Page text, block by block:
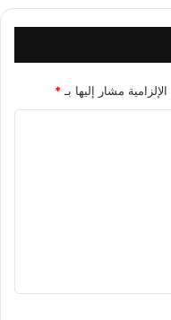
مشار إليها بـ *